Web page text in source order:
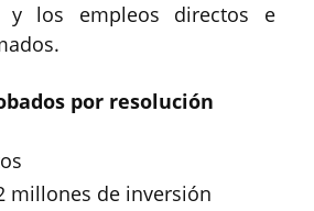
y los empleos directos e
por resolución
millones de inversión